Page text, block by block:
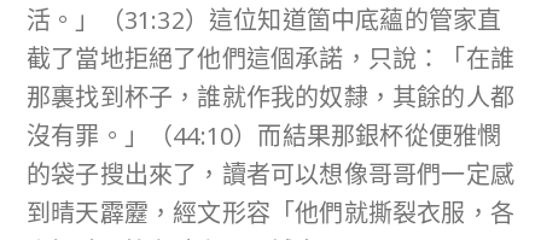
活。」（31:32）這位知道箇中底蘊的管家直
截了當地拒絕了他們這個承諾，只說：「在誰
那裏找到杯子，誰就作我的奴隸，其餘的人都
沒有罪。」（44:10）而結果那銀杯從便雅憫
的袋子搜出來了，讀者可以想像哥哥們一定感
到晴天霹靂，經文形容「他們就撕裂衣服，各